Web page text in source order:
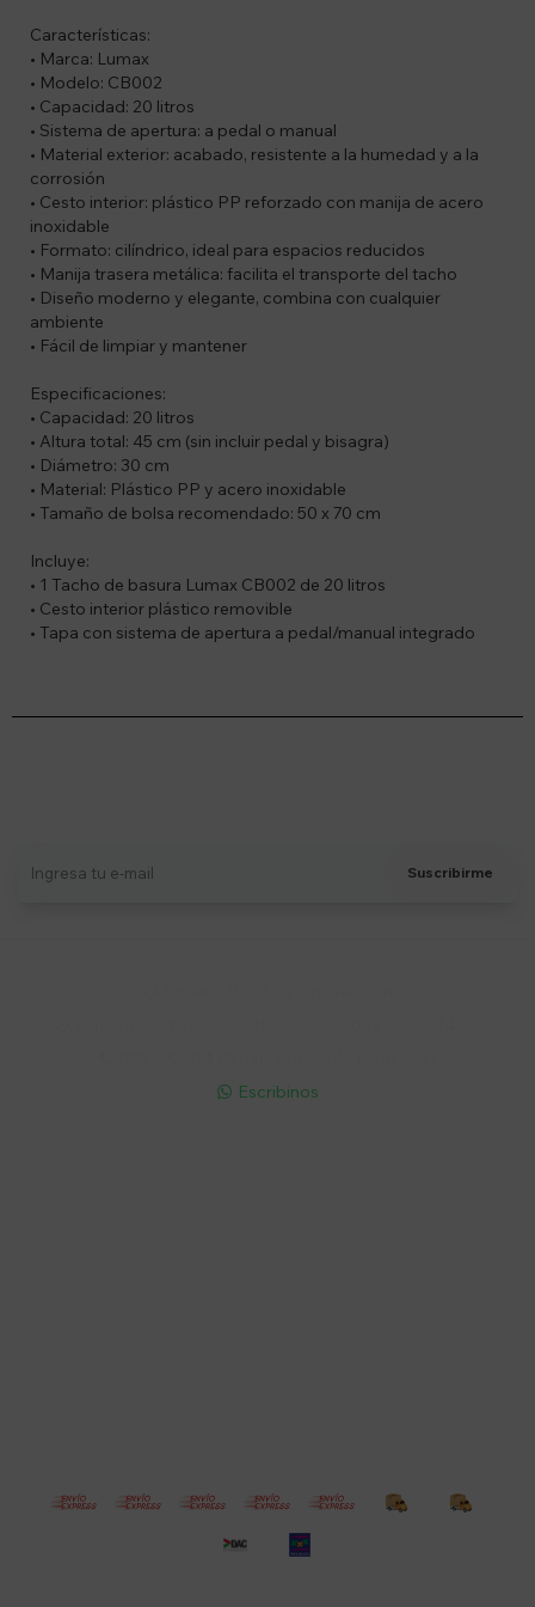
Características:
• Marca: Lumax
• Modelo: CB002
• Capacidad: 20 litros
• Sistema de apertura: a pedal o manual
• Material exterior: acabado, resistente a la humedad y a la
corrosión
• Cesto interior: plástico PP reforzado con manija de acero
inoxidable
• Formato: cilíndrico, ideal para espacios reducidos
• Manija trasera metálica: facilita el transporte del tacho
• Diseño moderno y elegante, combina con cualquier
ambiente
• Fácil de limpiar y mantener
Especificaciones:
• Capacidad: 20 litros
• Altura total: 45 cm (sin incluir pedal y bisagra)
• Diámetro: 30 cm
• Material: Plástico PP y acero inoxidable
• Tamaño de bolsa recomendado: 50 x 70 cm
Incluye:
• 1 Tacho de basura Lumax CB002 de 20 litros
• Cesto interior plástico removible
• Tapa con sistema de apertura a pedal/manual integrado
Suscribirme
 Escribinos